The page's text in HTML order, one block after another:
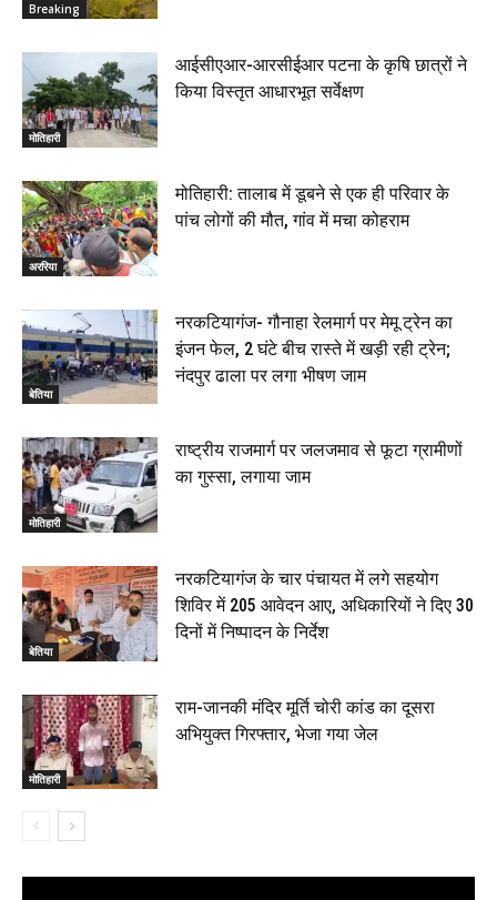
Breaking
मोतिहारी
आईसीएआर-आरसीईआर पटना के कृषि छात्रों ने
किया विस्तृत आधारभूत सर्वेक्षण
अररिया
मोतिहारी: तालाब में डूबने से एक ही परिवार के
पांच लोगों की मौत, गांव में मचा कोहराम
बेतिया
नरकटियागंज- गौनाहा रेलमार्ग पर मेमू ट्रेन का
इंजन फेल, 2 घंटे बीच रास्ते में खड़ी रही ट्रेन;
नंदपुर ढाला पर लगा भीषण जाम
मोतिहारी
राष्ट्रीय राजमार्ग पर जलजमाव से फूटा ग्रामीणों
का गुस्सा, लगाया जाम
बेतिया
नरकटियागंज के चार पंचायत में लगे सहयोग
शिविर में 205 आवेदन आए, अधिकारियों ने दिए 30
दिनों में निष्पादन के निर्देश
मोतिहारी
राम-जानकी मंदिर मूर्ति चोरी कांड का दूसरा
अभियुक्त गिरफ्तार, भेजा गया जेल